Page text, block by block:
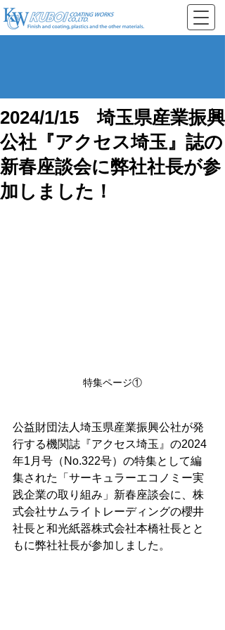
2024/1/15 埼玉県産業振興
公社『アクセス埼玉』誌の
新春座談会に弊社社長が参
加しました！
特集ページ①
公益財団法人埼玉県産業振興公社が発
行する機関誌『アクセス埼玉』の2024
年1月号（No.322号）の特集として編
集された「サーキュラーエコノミー実
践企業の取り組み」新春座談会に、株
式会社サムライトレーディングの櫻井
社長と和光紙器株式会社本橋社長とと
もに弊社社長が参加しました。